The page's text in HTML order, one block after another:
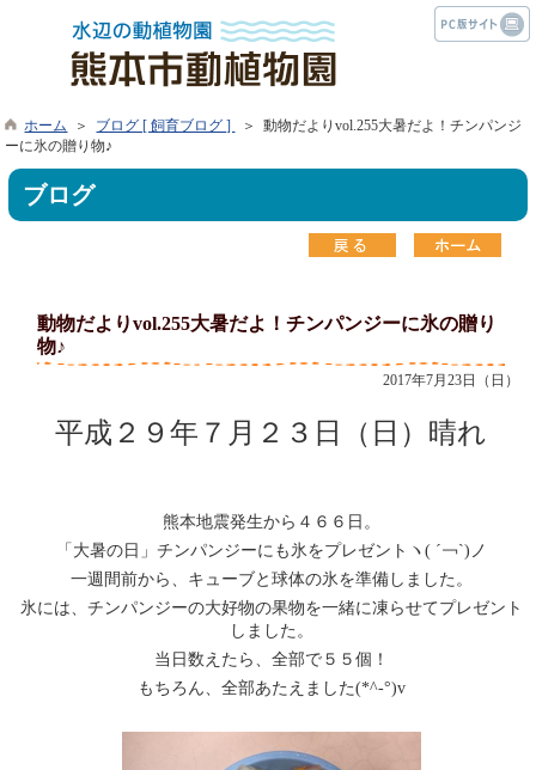
ホーム ＞ ブログ [ 飼育ブログ ]
＞ 動物だよりvol.255大暑だよ！チンパンジ
ーに氷の贈り物♪
ブログ
動物だよりvol.255大暑だよ！チンパンジーに氷の贈り
物♪
2017年7月23日（日）
平成２９年７月２３日（日）晴れ
熊本地震発生から４６６日。
「大暑の日」チンパンジーにも氷をプレゼントヽ( ´￢`)ノ
一週間前から、キューブと球体の氷を準備しました。
氷には、チンパンジーの大好物の果物を一緒に凍らせてプレゼント
しました。
当日数えたら、全部で５５個！
もちろん、全部あたえました(*^-°)v